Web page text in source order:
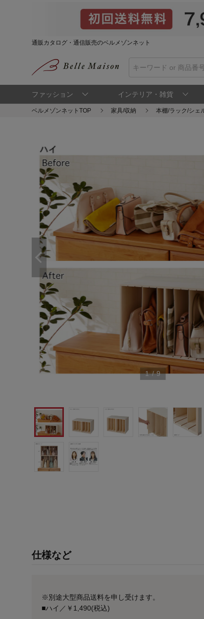
通販カタログ・通信販売のベルメゾンネット
ファッション インテリア・雑貨
ベルメゾンネットTOP 家具/収納 本棚/ラック/シェ
1 / 9
仕様など
※別途大型商品送料を申し受けます。
■ハイ／￥1,490(税込)